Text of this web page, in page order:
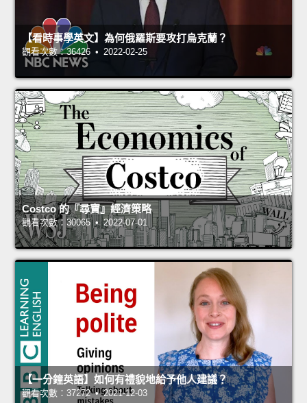
【看時事學英文】為何俄羅斯要攻打烏克蘭？
觀看次數：36426 • 2022-02-25
Costco 的『尋寶』經濟策略
觀看次數：30065 • 2022-07-01
【一分鐘英語】如何有禮貌地給予他人建議？
觀看次數：37272 • 2021-12-03